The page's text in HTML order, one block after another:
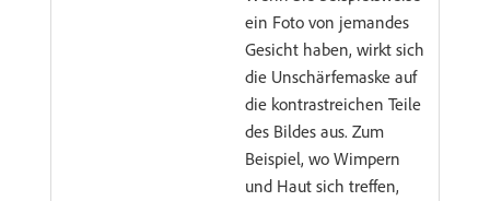
ein Foto von jemandes
Gesicht haben, wirkt sich
die Unschärfemaske auf
die kontrastreichen Teile
des Bildes aus. Zum
Beispiel, wo Wimpern
und Haut sich treffen,